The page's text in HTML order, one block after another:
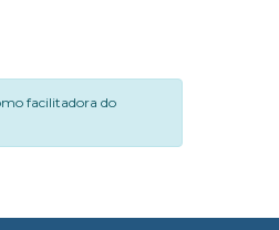
facilitadora do